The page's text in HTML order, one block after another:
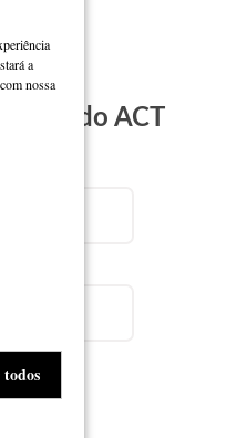
do ACT
a
nossa